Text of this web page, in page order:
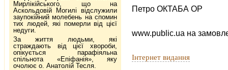
Петро ОКТАБА ОР
www.public.ua на
Інтернет видання
Мирлікійського, що на
Аскольдовій Могилі відслужили
заупокійний молебень на спомин
тих людей, які померли від цієї
недуги.
За життя людьми, які
страждають від цієї хвороби,
опікується парафіяльна
спільнота «Епіфанія», яку
очолює о. Анатолій Тесля.